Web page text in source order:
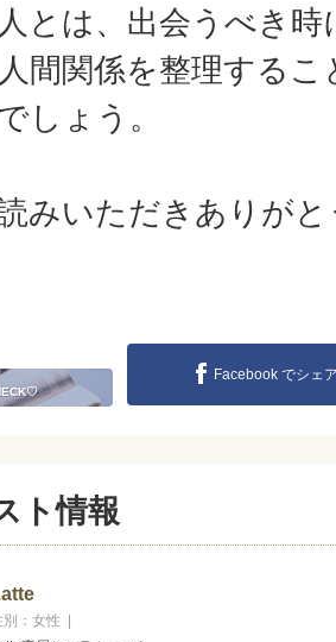
とは、出会うべき
間関係を整理する
しょう。
みいただきありが
Facebook でシェ
ト情報
別：女性 |